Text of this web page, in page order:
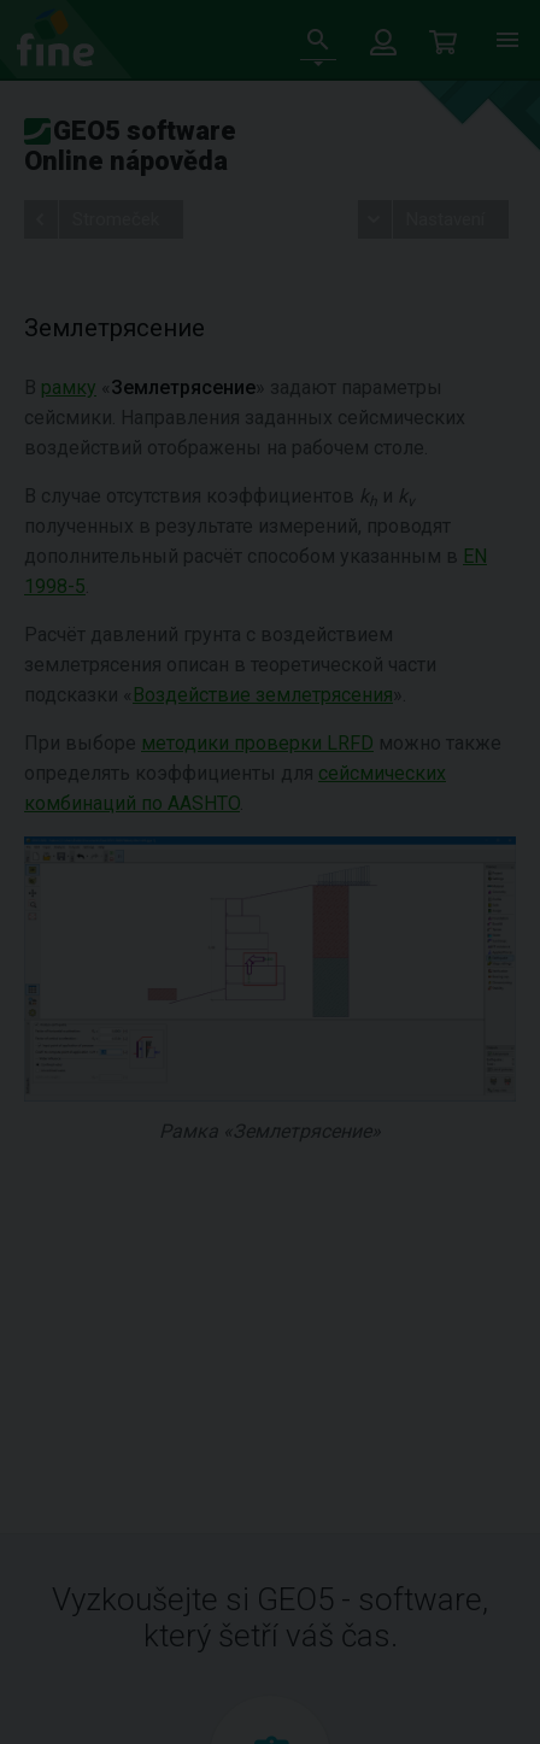
GEO5 software
Online nápověda
Землетрясение
В рамку « Землетрясение » задают параметры
сейсмики. Направления заданных сейсмических
воздействий отображены на рабочем столе.
В случае отсутствия коэффициентов kh и k v
полученных в результате измерений, проводят
дополнительный расчёт способом указанным в EN
1998-5
Расчёт давлений грунта с воздействием
землетрясения описан в теоретической части
подсказки « Воздействие землетрясения ».
При выборе методики проверки LRFD можно также
определять коэффициенты для сейсмических
комбинаций по AASHTO
Рамка «Землетрясение»
Vyzkoušejte si GEO5 - software,
který šetří váš čas.